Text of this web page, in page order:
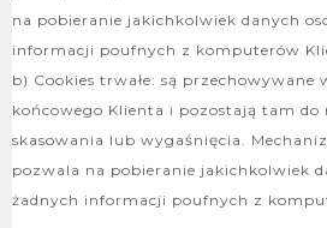
na pobieranie jakichkolwiek danych
informacji poufnych z komputerów
b) Cookies trwałe: są przechowywane
końcowego Klienta i pozostają tam do
skasowania lub wygaśnięcia.
pozwala na pobieranie jakichkolwiek
żadnych informacji poufnych z